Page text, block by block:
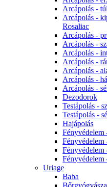
Arcápolás -
Arcápolás -
Rosaliac
Arcápolás -
Arcápolás -
Arcápolás -
Arcápolás -
Arcápolás -
Arcápolás -
Arcápolás -
Dezodorok
Testápolás -
Testápolás -
Hajápolás
Fényvédelem
Fényvédelem
Fényvédelem
Fényvédelem
Uriage
Baba